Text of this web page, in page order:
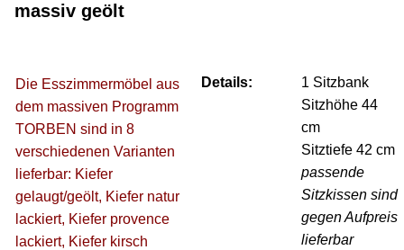
massiv geölt
Die Esszimmermöbel aus
dem massiven Programm
TORBEN sind in 8
verschiedenen Varianten
lieferbar: Kiefer
gelaugt/geölt, Kiefer natur
lackiert, Kiefer provence
lackiert, Kiefer kirsch
Details:
1 Sitzbank
Sitzhöhe 44
cm
Sitztiefe 42 cm
passende
Sitzkissen sind
gegen Aufpreis
lieferbar